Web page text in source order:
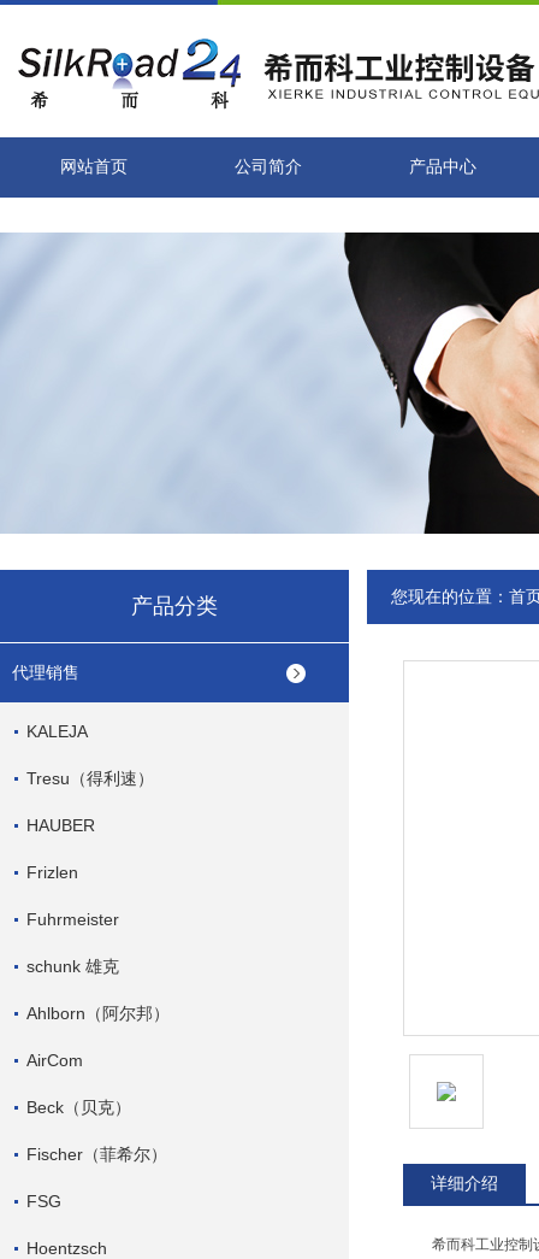
网站首页 公司简介 产品中心
产品分类
代理销售
KALEJA
Tresu（得利速）
HAUBER
Frizlen
Fuhrmeister
schunk 雄克
Ahlborn（阿尔邦）
AirCom
Beck（贝克）
Fischer（菲希尔）
FSG
Hoentzsch
您现在的位置： 首
详细介绍
希而科工业控制